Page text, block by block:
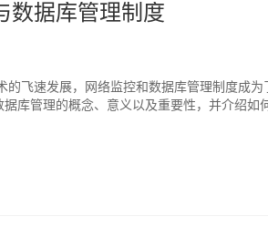
数据库管理制度
飞速发展，网络监控和数据库管理制度成为
库管理的概念、意义以及重要性，并介绍如